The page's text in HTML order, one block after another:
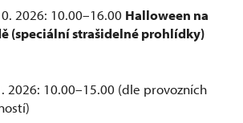
2026: 10.00–16.00 Halloween na
(speciální strašidelné prohlídky)
2026: 10.00–15.00 (dle provozních